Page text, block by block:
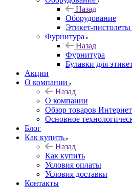
Назад
Оборудование
Этикет-пистолеты
Фурнитура
Назад
Фурнитура
Булавки для
Акции
О компании
Назад
О компании
Обзор товаров
Основное
Блог
Как купить
Назад
Как купить
Условия оплаты
Условия доставки
Контакты